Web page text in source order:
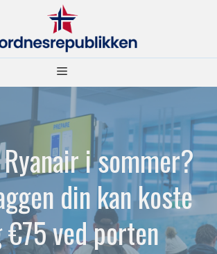
Meny
i sommer?
din kan koste
€75 ved porten